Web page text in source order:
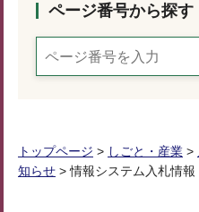
ページ番号から探す
トップページ > しごと・産業 >
知らせ > 情報システム入札情報